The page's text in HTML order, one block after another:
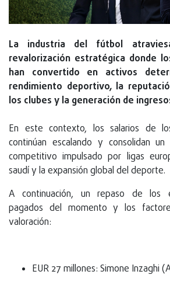
La industria del fútbol
revalorización estratégica donde
han convertido en activos
rendimiento deportivo, la
los clubes y la generación de
En este contexto, los salarios de
continúan escalando y consolidan
competitivo impulsado por ligas
saudí y la expansión global del deporte.
A continuación, un repaso de los
pagados del momento y los
valoración:
EUR 27 millones: Simone Inzaghi